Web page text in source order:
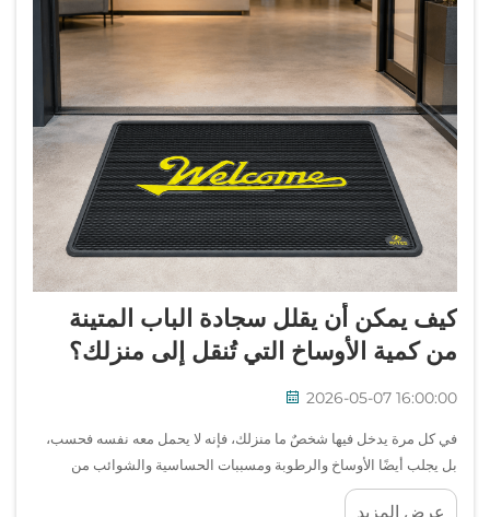
كيف يمكن أن يقلل سجادة الباب المتينة
من كمية الأوساخ التي تُنقل إلى منزلك؟
2026-05-07 16:00:00
في كل مرة يدخل فيها شخصٌ ما منزلك، فإنه لا يحمل معه نفسه فحسب،
بل يجلب أيضًا الأوساخ والرطوبة ومسببات الحساسية والشوائب من
الأسطح الخارجية؛ وبغياب حاجز فعّال، تنتشر هذه الملوثات في جميع أنحاء
عرض المزيد